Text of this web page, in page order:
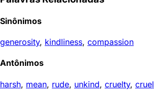
Sinônimos
generosity, kindliness, compassion
Antônimos
harsh, mean, rude, unkind, cruelty, cruel